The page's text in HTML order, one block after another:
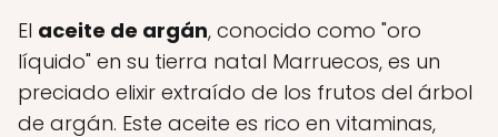
El aceite de argán, conocido como "oro
líquido" en su tierra natal Marruecos, es un
preciado elixir extraído de los frutos del árbol
de argán. Este aceite es rico en vitaminas,